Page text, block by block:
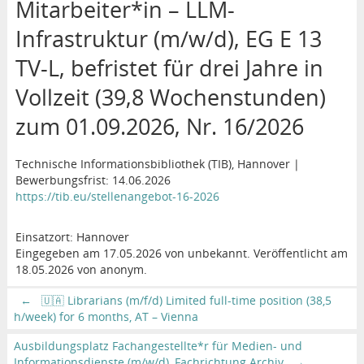
Mitarbeiter*in – LLM-
Infrastruktur (m/w/d), EG E 13
TV-L, befristet für drei Jahre in
Vollzeit (39,8 Wochenstunden)
zum 01.09.2026, Nr. 16/2026
Technische Informationsbibliothek (TIB), Hannover |
Bewerbungsfrist: 14.06.2026
https://tib.eu/stellenangebot-16-2026
Einsatzort: Hannover
Eingegeben am 17.05.2026 von unbekannt. Veröffentlicht am
18.05.2026 von anonym.
←
🇺🇦 Librarians (m/f/d) Limited full-time position (38,5
h/week) for 6 months, AT – Vienna
Ausbildungsplatz Fachangestellte*r für Medien- und